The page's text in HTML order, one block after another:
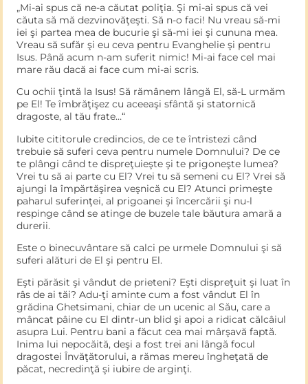
„Mi-ai spus că ne-a căutat poliţia. Şi mi-ai spus că vei
căuta să mă dezvinovăţeşti. Să n-o faci! Nu vreau să-mi
iei şi partea mea de bucurie şi să-mi iei şi cununa mea.
Vreau să sufăr şi eu ceva pentru Evanghelie şi pentru
Isus. Până acum n-am suferit nimic! Mi-ai face cel mai
mare rău dacă ai face cum mi-ai scris.
Cu ochii ţintă la Isus! Să rămânem lângă El, să-L urmăm
pe El! Te îmbrăţişez cu aceeaşi sfântă şi statornică
dragoste, al tău frate…“
Iubite cititorule credincios, de ce te întristezi când
trebuie să suferi ceva pentru numele Domnului? De ce
te plângi când te dispreţuieşte şi te prigoneşte lumea?
Vrei tu să ai parte cu El? Vrei tu să semeni cu El? Vrei să
ajungi la împărtăşirea veşnică cu El? Atunci primeşte
paharul suferinţei, al prigoanei şi încercării şi nu-l
respinge când se atinge de buzele tale băutura amară a
durerii.
Este o binecuvântare să calci pe urmele Domnului şi să
suferi alături de El şi pentru El.
Eşti părăsit şi vândut de prieteni? Eşti dispreţuit şi luat în
râs de ai tăi? Adu-ţi aminte cum a fost vândut El în
grădina Ghetsimani, chiar de un ucenic al Său, care a
mâncat pâine cu El dintr-un blid şi apoi a ridicat călcâiul
asupra Lui. Pentru bani a făcut cea mai mârşavă faptă.
Inima lui nepocăită, deşi a fost trei ani lângă focul
dragostei Învăţătorului, a rămas mereu îngheţată de
păcat, necredinţă şi iubire de arginţi.